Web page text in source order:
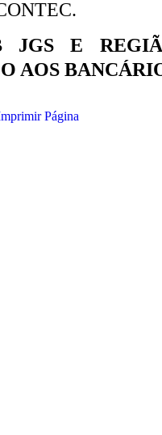
JGS E
AOS
Página